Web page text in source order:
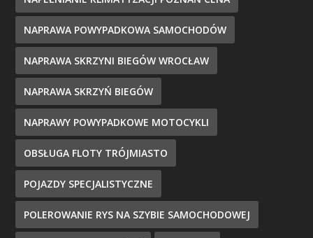
NAPRAWA POWYPADKOWA SAMOCHODÓW
NAPRAWA SKRZYNI BIEGÓW WROCŁAW
NAPRAWA SKRZYŃ BIEGÓW
NAPRAWY POWYPADKOWE MOTOCYKLI
OBSŁUGA FLOTY TRÓJMIASTO
POJAZDY SPECJALISTYCZNE
POLEROWANIE RYS NA SZYBIE SAMOCHODOWEJ